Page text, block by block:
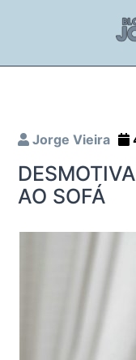
Jorge Vieira
AO SOFÁ